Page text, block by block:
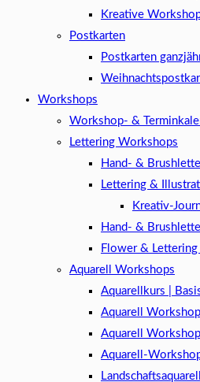
Kreative
Postkarten
Postkarten
Workshops
Workshop- &
Lettering Workshops
Hand- &
Lettering &
Kreativ-
Hand- &
Flower &
Aquarell Workshops
Aquarellkurs |
Aquarell
Aquarell
Aquarell-